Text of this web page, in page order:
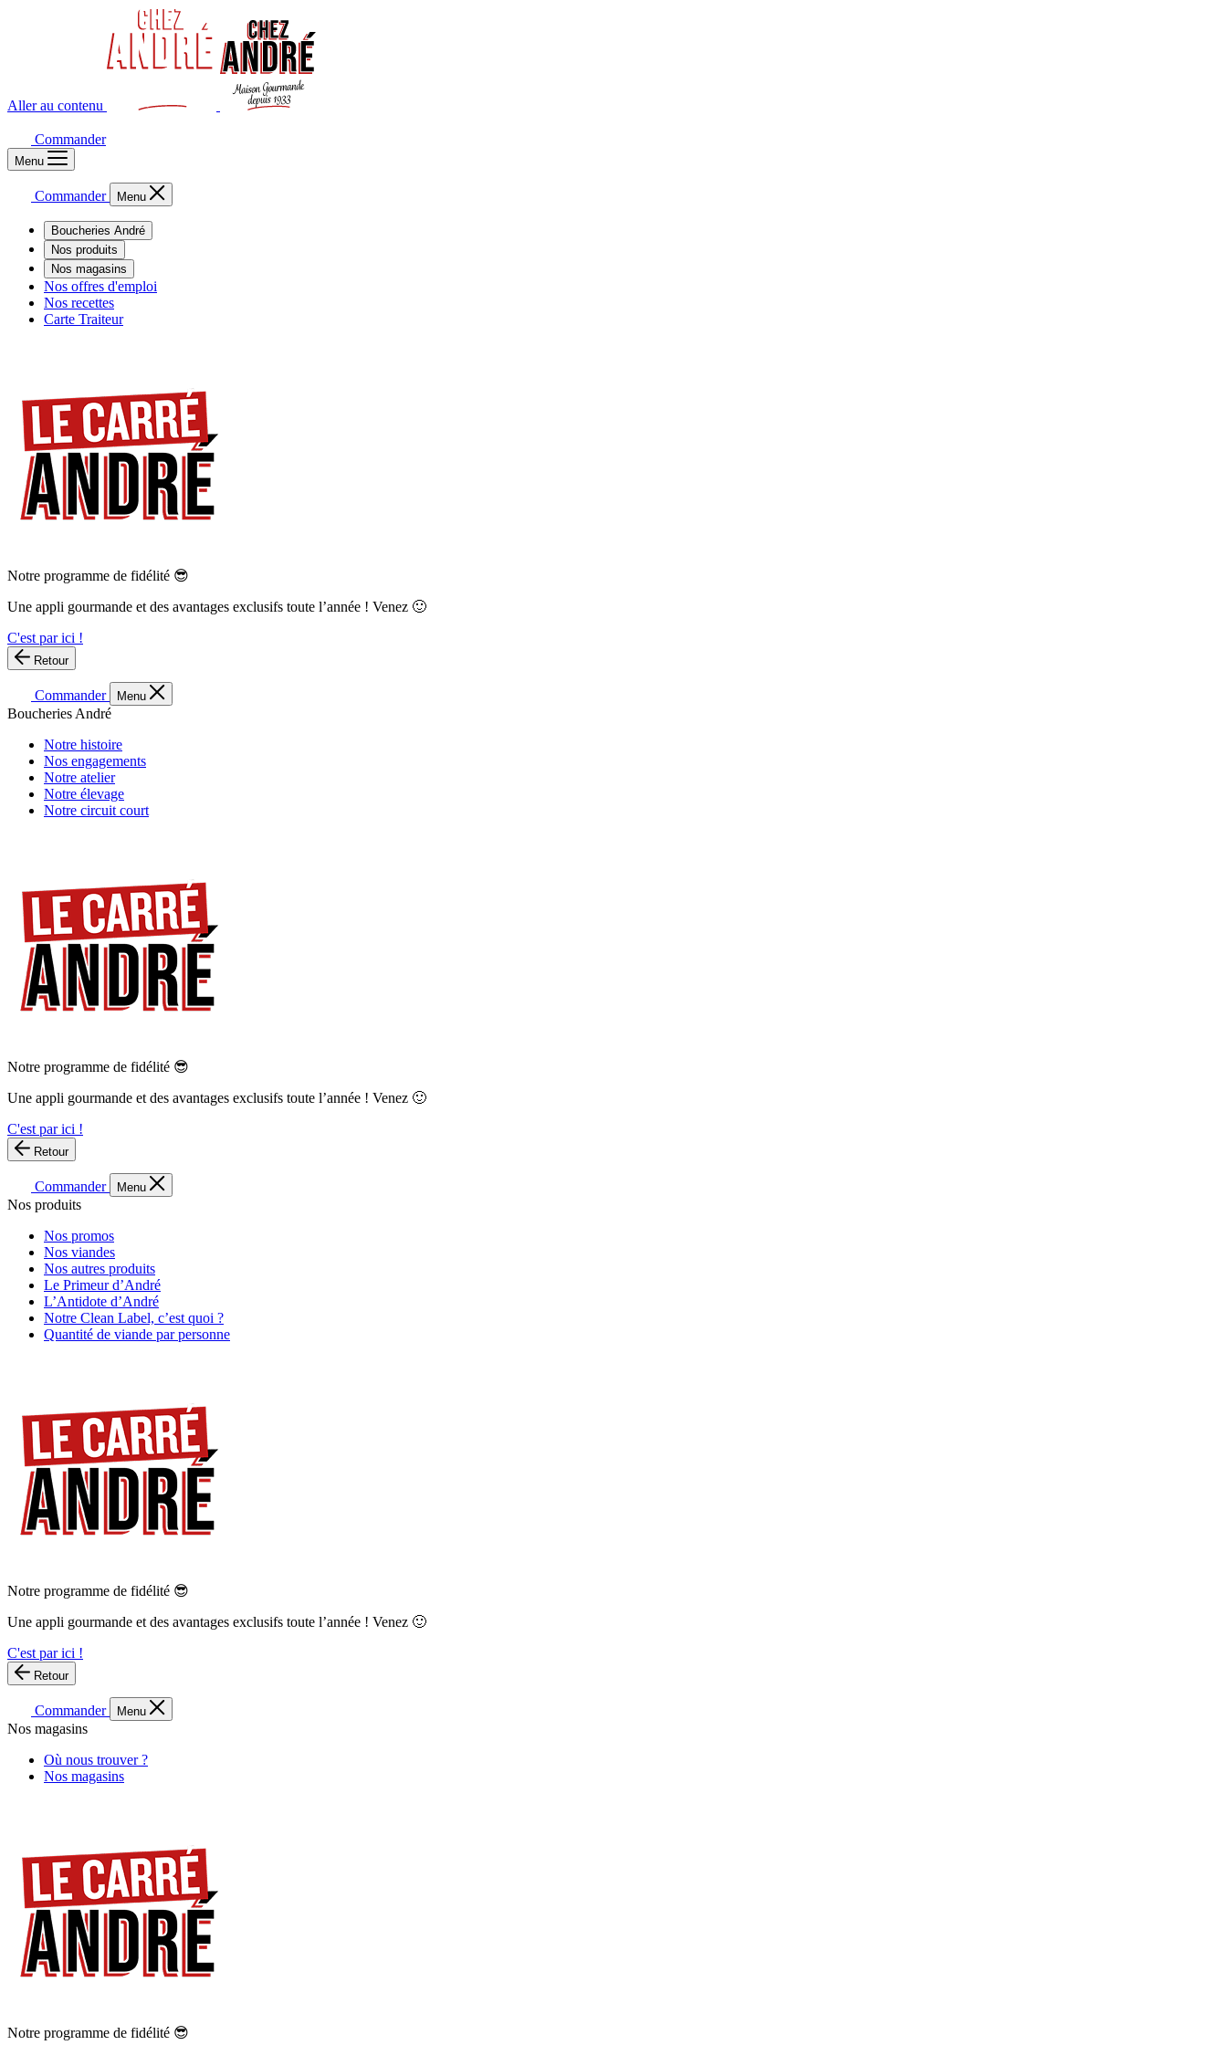
Aller au contenu
Commander
Menu
Commander Menu
Boucheries André
Nos produits
Nos magasins
Nos offres d'emploi
Nos recettes
Carte Traiteur
Notre programme de fidélité 😎
Une appli gourmande et des avantages exclusifs toute l’année ! Venez 🙂
C'est par ici !
Retour
Commander Menu
Boucheries André
Notre histoire
Nos engagements
Notre atelier
Notre élevage
Notre circuit court
Notre programme de fidélité 😎
Une appli gourmande et des avantages exclusifs toute l’année ! Venez 🙂
C'est par ici !
Retour
Commander Menu
Nos produits
Nos promos
Nos viandes
Nos autres produits
Le Primeur d’André
L’Antidote d’André
Notre Clean Label, c’est quoi ?
Quantité de viande par personne
Notre programme de fidélité 😎
Une appli gourmande et des avantages exclusifs toute l’année ! Venez 🙂
C'est par ici !
Retour
Commander Menu
Nos magasins
Où nous trouver ?
Nos magasins
Notre programme de fidélité 😎